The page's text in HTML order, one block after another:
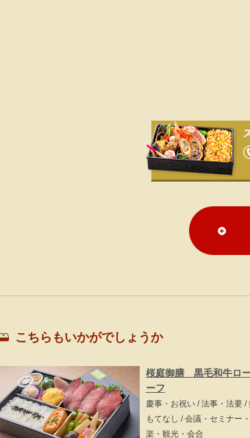
こちらもいかがでしょうか
桜庭御膳 黒毛和牛ロ
ーフ
慶事・お祝い / 法事・法要 /
もてなし / 会議・セミナー
楽・観光・会合